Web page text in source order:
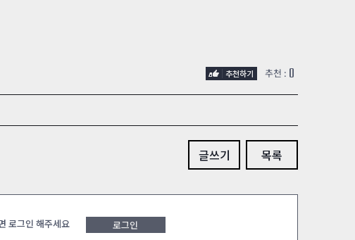
추천 : 0
글쓰기 목록
로그인 해주세요 로그인